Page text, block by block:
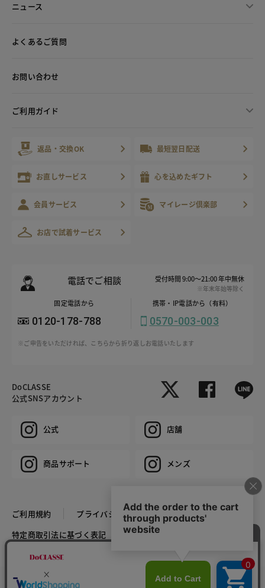
ニュース
よくあるご質問
お問い合わせ
ご利用ガイド
返品・交換OK 最短翌日配送
お直しサービス 心を込めたギフト
会員サービス マイレージ倶楽部
お店で試着サービス
電話でご相談 受付時間 9:00～21:00 年中無休
※年末年始等除く
固定電話から
0120-178-788
携帯・IP電話から（有料）
0570-003-003
※ご申告をいただければ、こちらから折り返しお電話いたします
DoCLASSE
公式SNSアカウント
公式 店舗
商品サポート メンズ
ご利用規約
プライバシーポリシー
特定商取引法に基づく表記
推奨環境
COPYRIGHT © DoCLASSE ALL RIGHTS RESERVED.